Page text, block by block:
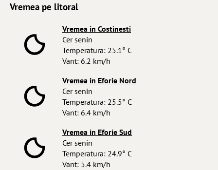
Vremea pe litoral
Vremea in Costinesti
Cer senin
Temperatura: 25.1° C
Vant: 6.2 km/h
Vremea in Eforie Nord
Cer senin
Temperatura: 25.5° C
Vant: 6.4 km/h
Vremea in Eforie Sud
Cer senin
Temperatura: 24.9° C
Vant: 5.4 km/h